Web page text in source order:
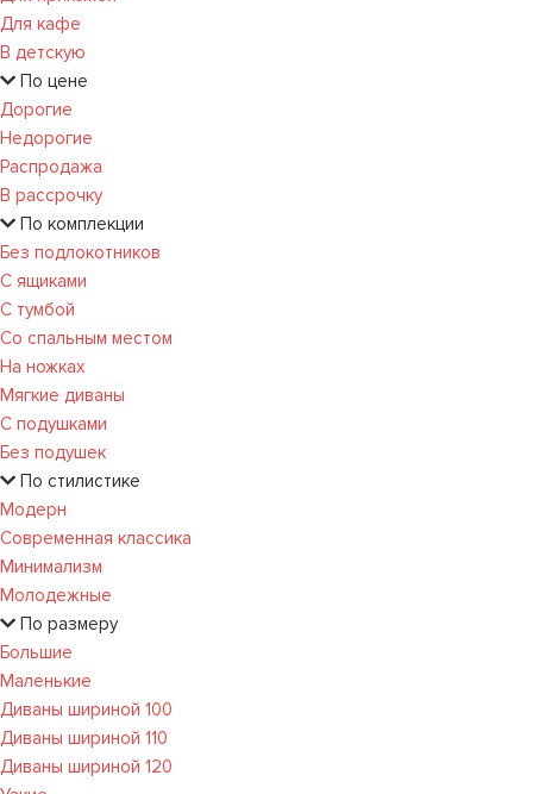
Для кафе
В детскую
По цене
Дорогие
Недорогие
Распродажа
В рассрочку
По комплекции
Без подлокотников
С ящиками
С тумбой
Со спальным местом
На ножках
Мягкие диваны
С подушками
Без подушек
По стилистике
Модерн
Современная классика
Минимализм
Молодежные
По размеру
Большие
Маленькие
Диваны шириной 100
Диваны шириной 110
Диваны шириной 120